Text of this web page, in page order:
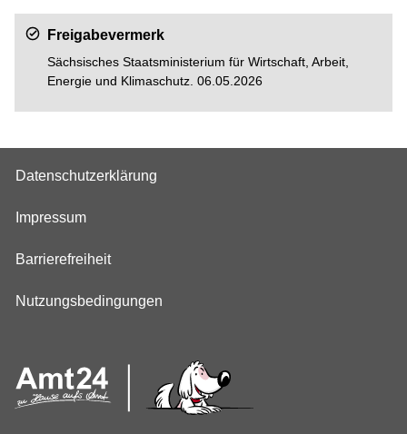
Freigabevermerk
Sächsisches Staatsministerium für Wirtschaft, Arbeit,
Energie und Klimaschutz. 06.05.2026
Datenschutzerklärung
Impressum
Barrierefreiheit
Nutzungsbedingungen